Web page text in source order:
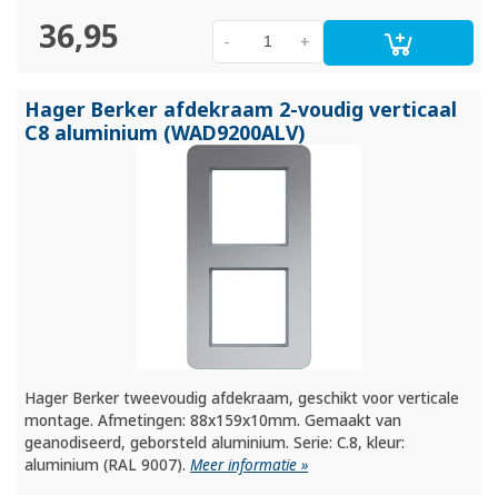
36,95 +
-
Hager Berker afdekraam 2-voudig verticaal
C8 aluminium (WAD9200ALV)
Hager Berker tweevoudig afdekraam, geschikt voor verticale
montage. Afmetingen: 88x159x10mm. Gemaakt van
geanodiseerd, geborsteld aluminium. Serie: C.8, kleur:
aluminium (RAL 9007).Meer informatie »